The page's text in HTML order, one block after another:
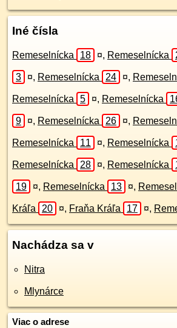
Iné čísla
Remeselnícka 18 ¤, Remeselnícka
3 ¤, Remeselnícka 24 ¤,
Remeselnícka 5 ¤, Remeselnícka
9 ¤, Remeselnícka 26 ¤,
Remeselnícka 11 ¤, Remeselnícka
Remeselnícka 28 ¤, Remeselnícka
19 ¤, Remeselnícka 13 ¤,
Kráľa 20 ¤, Fraňa Kráľa 17 ¤,
Nachádza sa v
Nitra
Mlynárce
Viac o adrese